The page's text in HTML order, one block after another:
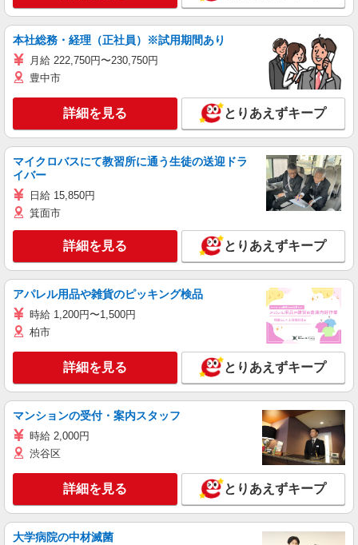
本社総務・経理（正社員）※試用期間あり
月給 222,750円〜230,750円
豊中市
詳細を見る とりあえずキープ
マイクロバスにて教習所に通う生徒の送迎ドラ
イバー
日給 15,850円
箕面市
詳細を見る とりあえずキープ
アパレル用品や雑貨のピッキング検品
時給 1,200円〜1,500円
柏市
詳細を見る とりあえずキープ
マンションの受付・案内スタッフ
時給 2,000円
渋谷区
詳細を見る とりあえずキープ
大学病院の中材滅菌